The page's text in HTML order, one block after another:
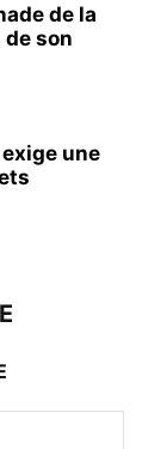
de la
de son
une